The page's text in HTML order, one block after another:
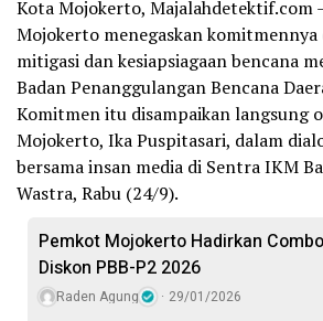
Kota Mojokerto, Majalahdetektif.com
Mojokerto menegaskan
mitigasi dan kesiapsiagaan bencana
Badan Penanggulangan Bencana
Komitmen itu disampaikan langsung
Mojokerto, Ika Puspitasari, dalam
bersama insan media di Sentra IKM
Wastra, Rabu (24/9).
Pemkot Mojokerto Hadirkan Combo
Diskon PBB-P2 2026
Raden Agung 29/01/2026